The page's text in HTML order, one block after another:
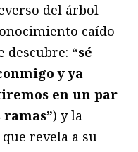
del árbol
caído
descubre: “sé
y ya
en un par
) y la
revela a su